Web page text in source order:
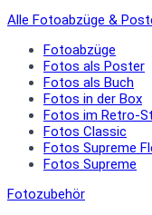
Alle Fotoabzüge &
Fotoabzüge
Fotos als Poster
Fotos als Buch
Fotos in der Box
Fotos im Retro-
Fotos Classic
Fotos Supreme
Fotos Supreme
Fotozubehör